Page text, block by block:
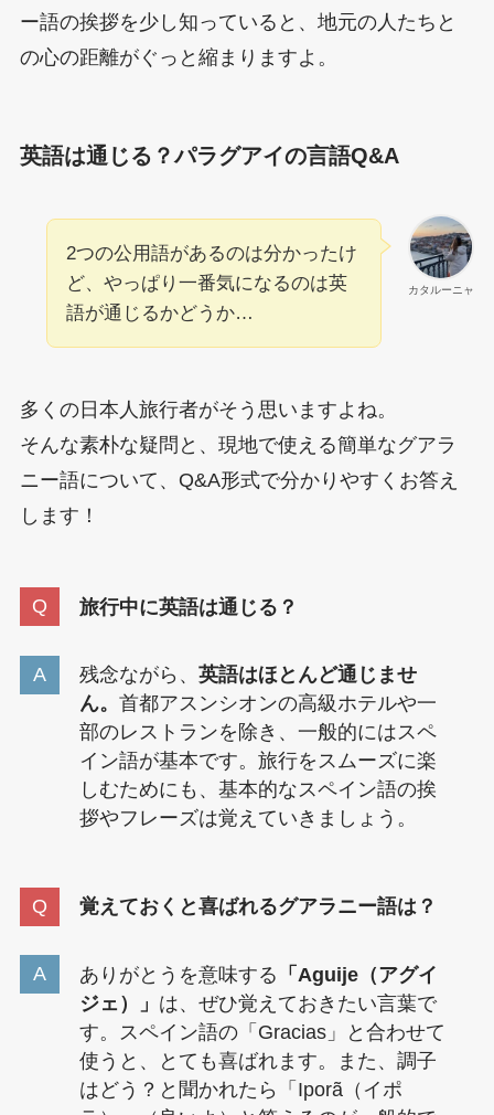
ー語の挨拶を少し知っていると、地元の人たちと
の心の距離がぐっと縮まりますよ。
英語は通じる？パラグアイの言語Q&A
カタルーニャ
2つの公用語があるのは分かったけ
ど、やっぱり一番気になるのは英
語が通じるかどうか…
多くの日本人旅行者がそう思いますよね。
そんな素朴な疑問と、現地で使える簡単なグアラ
ニー語について、Q&A形式で分かりやすくお答え
します！
旅行中に英語は通じる？
残念ながら、 英語はほとんど通じませ
ん。 首都アスンシオンの高級ホテルや一
部のレストランを除き、一般的にはスペ
イン語が基本です。旅行をスムーズに楽
しむためにも、基本的なスペイン語の挨
拶やフレーズは覚えていきましょう。
覚えておくと喜ばれるグアラニー語は？
ありがとうを意味する 「Aguije（アグイ
ジェ）」 は、ぜひ覚えておきたい言葉で
す。スペイン語の「Gracias」と合わせて
使うと、とても喜ばれます。また、調子
はどう？と聞かれたら「Iporã（イポ